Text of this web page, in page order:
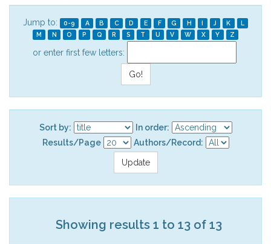
Jump to: 0-9 A B C D E F G H I J K
L
M
N O P Q R S T U V W X Y Z
or enter first few letters:
Sort by:
In order:
Results/Page
Authors/Record:
Showing results 1 to 13 of 13